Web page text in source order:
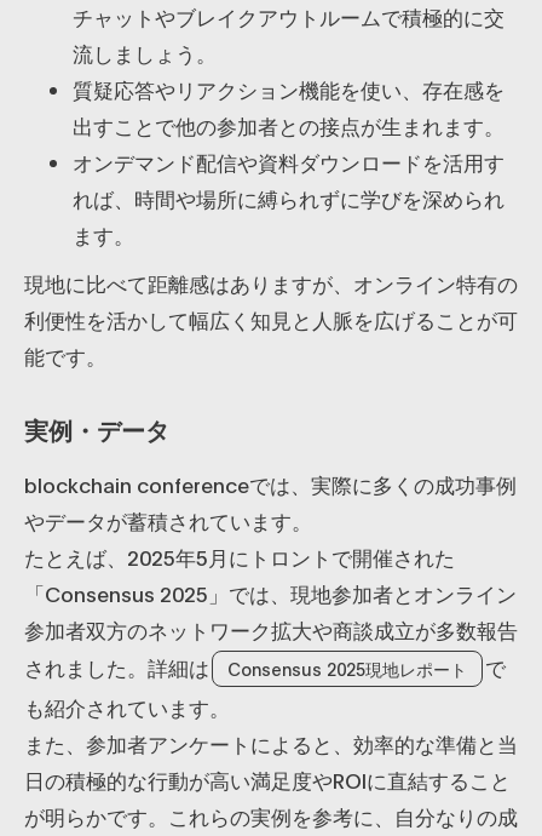
チャットやブレイクアウトルームで積極的に交
流しましょう。
質疑応答やリアクション機能を使い、存在感を
出すことで他の参加者との接点が生まれます。
オンデマンド配信や資料ダウンロードを活用す
れば、時間や場所に縛られずに学びを深められ
ます。
現地に比べて距離感はありますが、オンライン特有の
利便性を活かして幅広く知見と人脈を広げることが可
能です。
実例・データ
blockchain conferenceでは、実際に多くの成功事例
やデータが蓄積されています。
たとえば、2025年5月にトロントで開催された
「Consensus 2025」では、現地参加者とオンライン
参加者双方のネットワーク拡大や商談成立が多数報告
されました。詳細は
Consensus 2025現地レポート
で
も紹介されています。
また、参加者アンケートによると、効率的な準備と当
日の積極的な行動が高い満足度やROIに直結すること
が明らかです。これらの実例を参考に、自分なりの成